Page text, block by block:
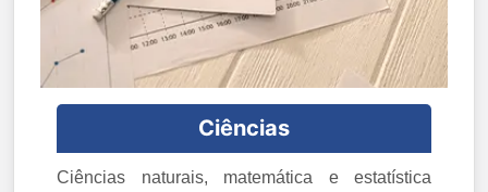
Ciências
Ciências naturais, matemática e estatística